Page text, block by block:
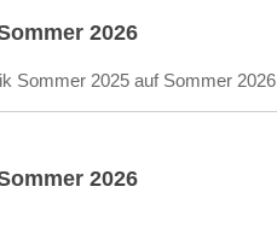
2026
Sommer 2025 auf Sommer 2026
2026